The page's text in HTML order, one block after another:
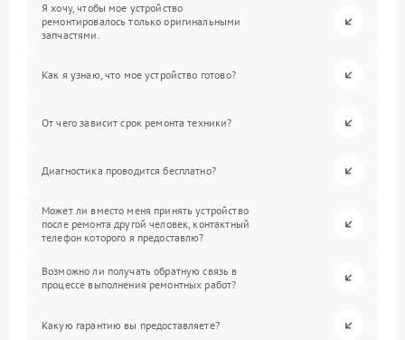
Я хочу, чтобы мое устройство
ремонтировалось только оригинальными
запчастями.
Как я узнаю, что мое устройство готово?
От чего зависит срок ремонта техники?
Диагностика проводится бесплатно?
Может ли вместо меня принять устройство
после ремонта другой человек, контактный
телефон которого я предоставлю?
Возможно ли получать обратную связь в
процессе выполнения ремонтных работ?
Какую гарантию вы предоставляете?